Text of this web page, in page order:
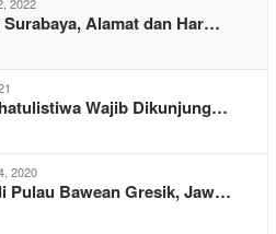
2022
Alamat dan Har…
Wajib Dikunjung…
2020
Pulau Bawean Gresik, Jaw…